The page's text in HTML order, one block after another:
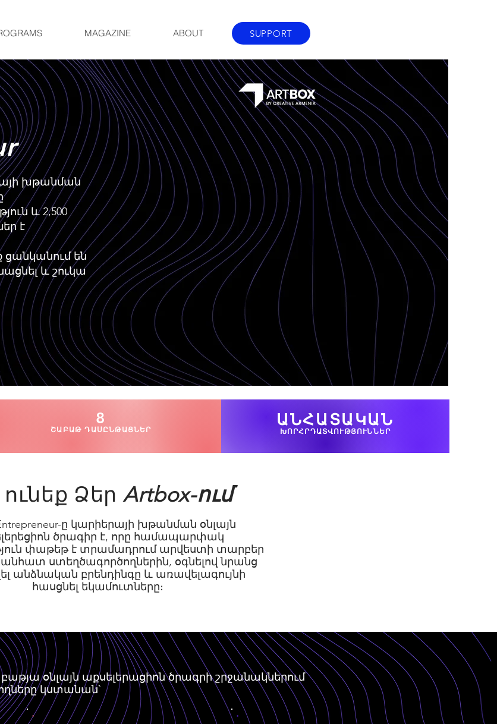
MAGAZINE ABOUT SUPPORT
խթանման
և 2,500
է
ցանկանում են
և շուկա
8
ՇԱԲԱԹ ԴԱՍԸՆԹԱՑՆԵՐ ԱՆՀԱՏԱԿԱՆ
ԽՈՐՀՐԴԱՏՎՈՒԹՅՈՒՆՆԵՐ
ունեք ՁերArtbox-ում
ը կարիերայի խթանման օնլայն
ծրագիր է, որը համապարփակ
փաթեթ է տրամադրում արվեստի տարբեր
անհատ ստեղծագործողներին, օգնելով նրանց
անձնական բրենդինգը և առավելագույնի
հասցնել եկամուտները։
օնլայն աքսելերացիոն ծրագրի շրջանակներում
կստանան՝